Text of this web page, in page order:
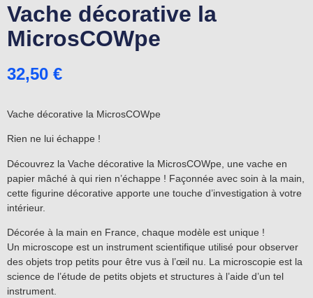
Vache décorative la
MicrosCOWpe
32,50 €
Vache décorative la MicrosCOWpe
Rien ne lui échappe !
Découvrez la Vache décorative la MicrosCOWpe, une vache en
papier mâché à qui rien n’échappe ! Façonnée avec soin à la main,
cette figurine décorative apporte une touche d’investigation à votre
intérieur.
Décorée à la main en France, chaque modèle est unique !
Un microscope est un instrument scientifique utilisé pour observer
des objets trop petits pour être vus à l’œil nu . La microscopie est la
science de l’étude de petits objets et structures à l’aide d’un tel
instrument.